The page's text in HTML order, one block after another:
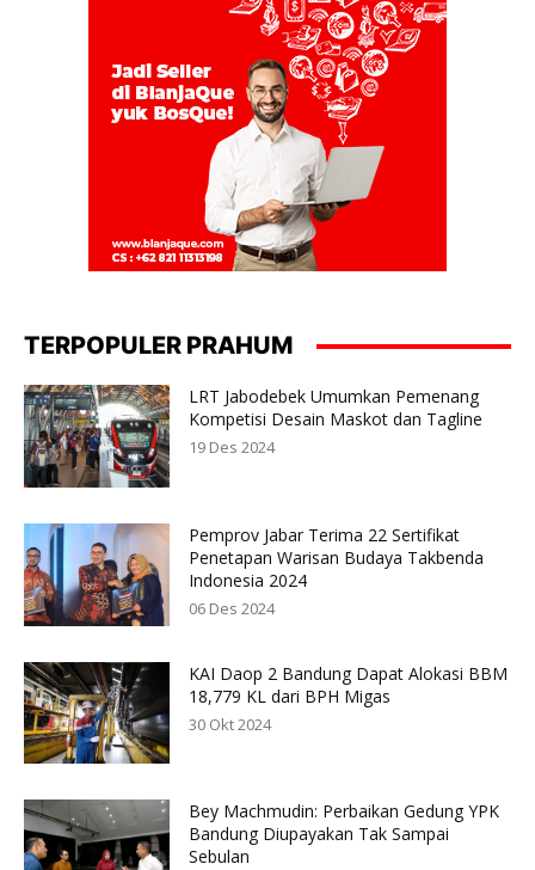
TERPOPULER PRAHUM
LRT Jabodebek Umumkan Pemenang
Kompetisi Desain Maskot dan Tagline
19 Des 2024
Pemprov Jabar Terima 22 Sertifikat
Penetapan Warisan Budaya Takbenda
Indonesia 2024
06 Des 2024
KAI Daop 2 Bandung Dapat Alokasi BBM
18,779 KL dari BPH Migas
30 Okt 2024
Bey Machmudin: Perbaikan Gedung YPK
Bandung Diupayakan Tak Sampai
Sebulan